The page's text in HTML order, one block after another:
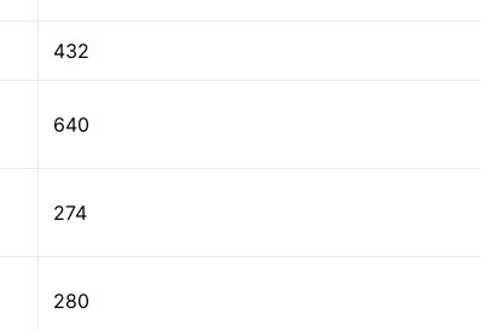
432
640
274
280